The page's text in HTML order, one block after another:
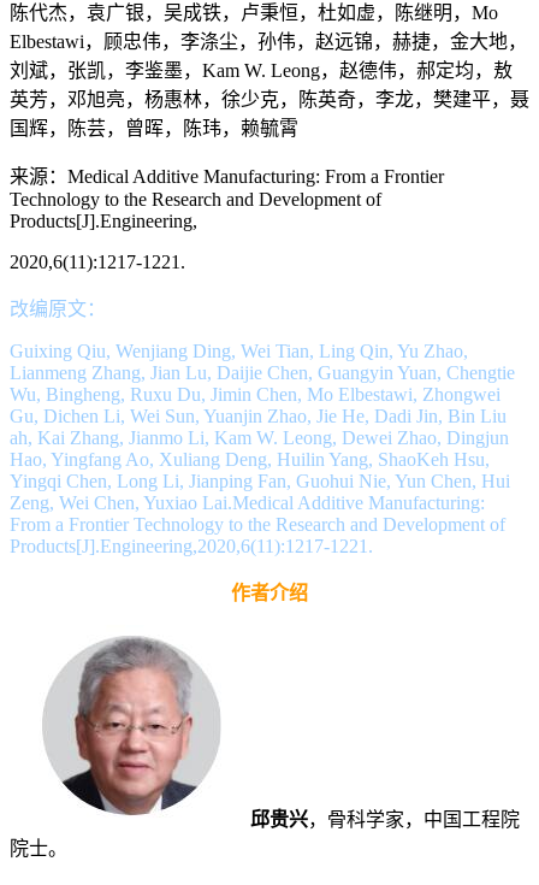
陈代杰，袁广银，吴成铁，卢秉恒，杜如虚，陈继明，Mo
Elbestawi，顾忠伟，李涤尘，孙伟，赵远锦，赫捷，金大地，
刘斌，张凯，李鉴墨，Kam W. Leong，赵德伟，郝定均，敖
英芳，邓旭亮，杨惠林，徐少克，陈英奇，李龙，樊建平，聂
国辉，陈芸，曾晖，陈玮，赖毓霄
来源：Medical Additive Manufacturing: From a Frontier
Technology to the Research and Development of
Products[J].Engineering,
2020,6(11):1217-1221.
改编原文：
Guixing Qiu, Wenjiang Ding, Wei Tian, Ling Qin, Yu Zhao,
Lianmeng Zhang, Jian Lu, Daijie Chen, Guangyin Yuan, Chengtie
Wu, Bingheng, Ruxu Du, Jimin Chen, Mo Elbestawi, Zhongwei
Gu, Dichen Li, Wei Sun, Yuanjin Zhao, Jie He, Dadi Jin, Bin Liu
ah, Kai Zhang, Jianmo Li, Kam W. Leong, Dewei Zhao, Dingjun
Hao, Yingfang Ao, Xuliang Deng, Huilin Yang, ShaoKeh Hsu,
Yingqi Chen, Long Li, Jianping Fan, Guohui Nie, Yun Chen, Hui
Zeng, Wei Chen, Yuxiao Lai.Medical Additive Manufacturing:
From a Frontier Technology to the Research and Development of
Products[J].Engineering,2020,6(11):1217-1221.
作者介绍
邱贵兴，骨科学家，中国工程院
院士。